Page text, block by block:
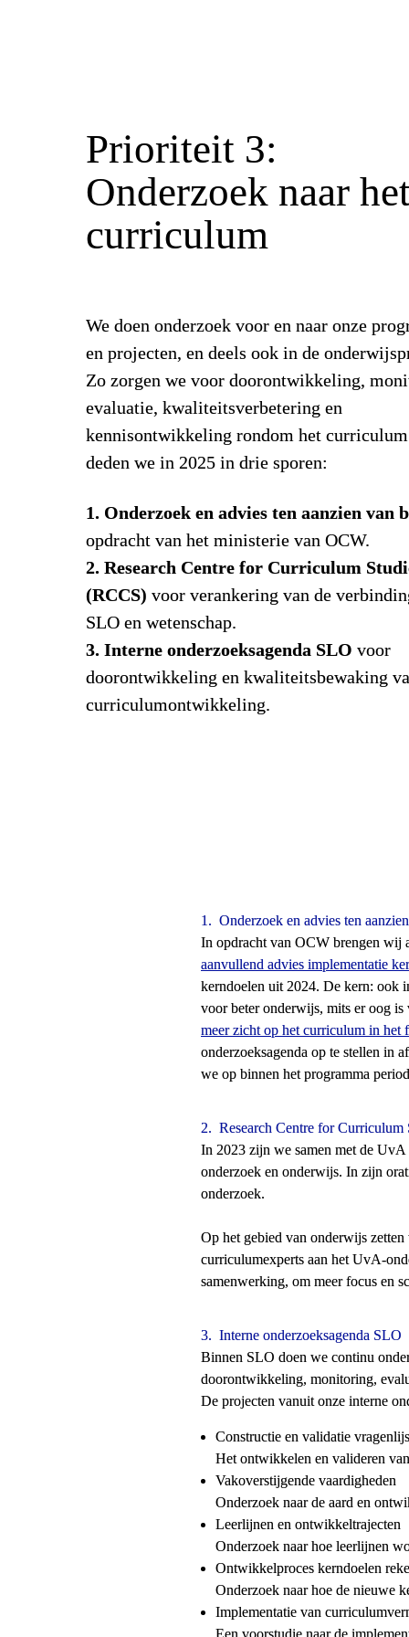
Prioriteit 3:
Onderzoek naar
curriculum
We doen onderzoek voor en naar onze
en projecten, en deels ook in de
Zo zorgen we voor doorontwikkeling,
evaluatie, kwaliteitsverbetering en
kennisontwikkeling rondom het
deden we in 2025 in drie sporen:
1. Onderzoek en advies ten aanzien van
opdracht van het ministerie van OCW.
2. Research Centre for Curriculum
(RCCS) voor verankering van de
SLO en wetenschap.
3. Interne onderzoeksagenda SLO voor
doorontwikkeling en kwaliteitsbewaking
curriculumontwikkeling.
1. Onderzoek en advies ten
In opdracht van OCW brengen wij
aanvullend advies implementatie
kerndoelen uit 2024. De kern: ook
voor beter onderwijs, mits er oog
meer zicht op het curriculum in het
onderzoeksagenda op te stellen in
we op binnen het programma
2. Research Centre for Curriculum
In 2023 zijn we samen met de
onderzoek en onderwijs. In zijn
onderzoek.
Op het gebied van onderwijs
curriculumexperts aan het UvA-
samenwerking, om meer focus en
3. Interne onderzoeksagenda SLO
Binnen SLO doen we continu
doorontwikkeling, monitoring,
De projecten vanuit onze interne
Constructie en validatie
Het ontwikkelen en valideren
Vakoverstijgende vaardigheden
Onderzoek naar de aard en
Leerlijnen en ontwikkeltrajecten
Onderzoek naar hoe leerlijnen
Ontwikkelproces kerndoelen
Onderzoek naar hoe de nieuwe
Implementatie van
Een voorstudie naar de